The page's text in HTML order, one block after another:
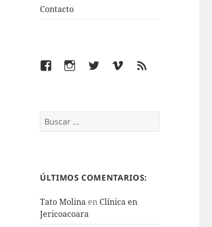
Contacto
FacebookInstagramTwitterVimeoFeed
Buscar:
ÚLTIMOS COMENTARIOS:
Tato Molina en Clínica en
Jericoacoara